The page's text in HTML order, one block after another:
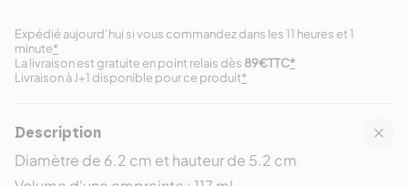
Expédié aujourd’hui si vous commandez dans les 11 heures et 1
minute*
Livraison à J+1 disponible pour ce produit*
La livraison est gratuite en point relais dès 89€TTC*
Description
Diamètre de 6.2 cm et hauteur de 5.2 cm